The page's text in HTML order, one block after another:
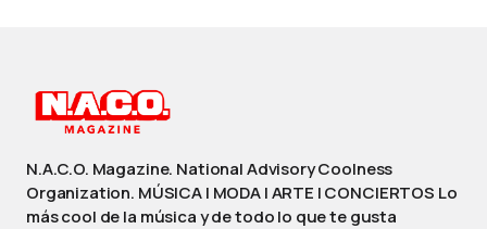
N.A.C.O. Magazine. National Advisory Coolness
Organization. MÚSICA | MODA | ARTE | CONCIERTOS Lo
más cool de la música y de todo lo que te gusta